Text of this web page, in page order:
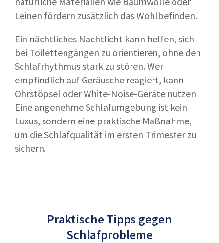
Leinen fördern zusätzlich das Wohlbefinden.
Ein nächtliches Nachtlicht kann helfen, sich
bei Toilettengängen zu orientieren, ohne den
Schlafrhythmus stark zu stören. Wer
empfindlich auf Geräusche reagiert, kann
Ohrstöpsel oder White-Noise-Geräte nutzen.
Eine angenehme Schlafumgebung ist kein
Luxus, sondern eine praktische Maßnahme,
um die Schlafqualität im ersten Trimester zu
sichern.
Praktische Tipps gegen
Schlafprobleme